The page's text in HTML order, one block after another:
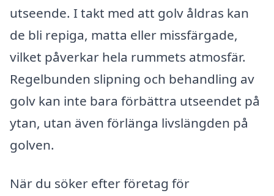
utseende. I takt med att golv åldras kan
de bli repiga, matta eller missfärgade,
vilket påverkar hela rummets atmosfär.
Regelbunden slipning och behandling av
golv kan inte bara förbättra utseendet på
ytan, utan även förlänga livslängden på
golven.
När du söker efter företag för